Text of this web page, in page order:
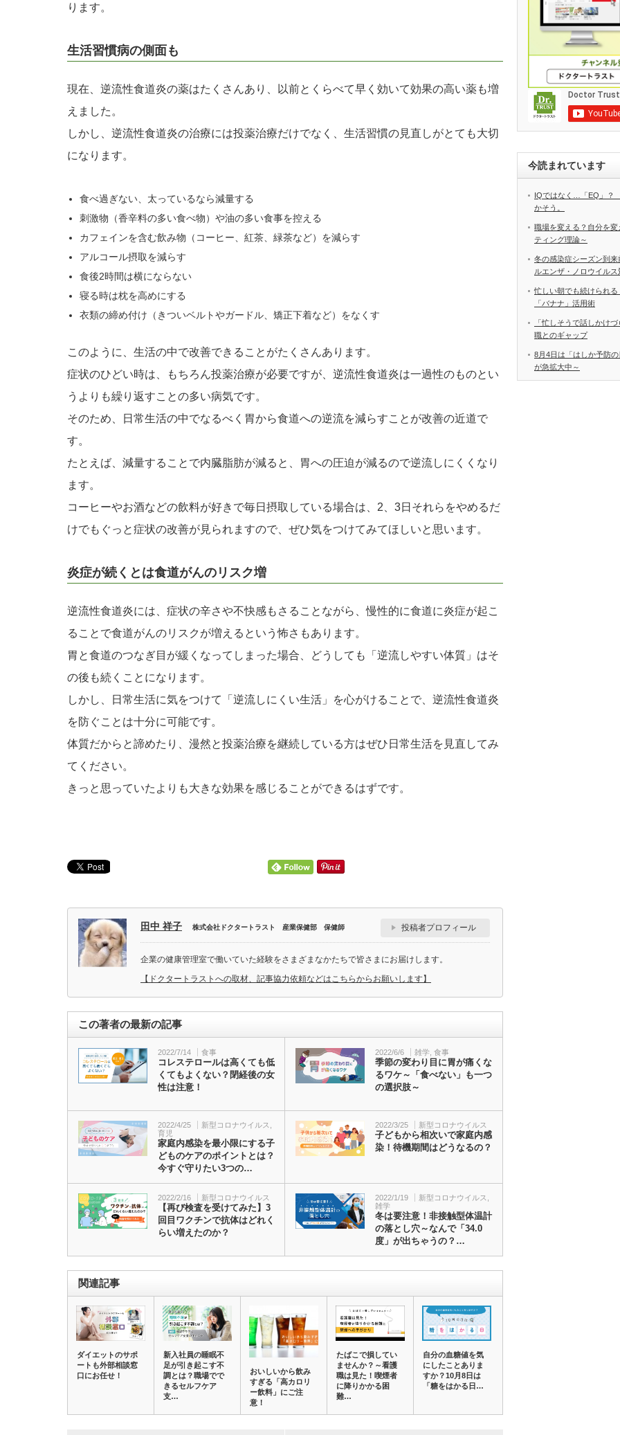
ります。
生活習慣病の側面も
現在、逆流性食道炎の薬はたくさんあり、以前とくらべて早く効いて効果の高い薬も増
えました。
しかし、逆流性食道炎の治療には投薬治療だけでなく、生活習慣の見直しがとても大切
になります。
食べ過ぎない、太っているなら減量する
刺激物（香辛料の多い食べ物）や油の多い食事を控える
カフェインを含む飲み物（コーヒー、紅茶、緑茶など）を減らす
アルコール摂取を減らす
食後2時間は横にならない
寝る時は枕を高めにする
衣類の締め付け（きついベルトやガードル、矯正下着など）をなくす
このように、生活の中で改善できることがたくさんあります。
症状のひどい時は、もちろん投薬治療が必要ですが、逆流性食道炎は一過性のものとい
うよりも繰り返すことの多い病気です。
そのため、日常生活の中でなるべく胃から食道への逆流を減らすことが改善の近道で
す。
たとえば、減量することで内臓脂肪が減ると、胃への圧迫が減るので逆流しにくくなり
ます。
コーヒーやお酒などの飲料が好きで毎日摂取している場合は、2、3日それらをやめるだ
けでもぐっと症状の改善が見られますので、ぜひ気をつけてみてほしいと思います。
炎症が続くとは食道がんのリスク増
逆流性食道炎には、症状の辛さや不快感もさることながら、慢性的に食道に炎症が起こ
ることで食道がんのリスクが増えるという怖さもあります。
胃と食道のつなぎ目が緩くなってしまった場合、どうしても「逆流しやすい体質」はそ
の後も続くことになります。
しかし、日常生活に気をつけて「逆流しにくい生活」を心がけることで、逆流性食道炎
を防ぐことは十分に可能です。
体質だからと諦めたり、漫然と投薬治療を継続している方はぜひ日常生活を見直してみ
てください。
きっと思っていたよりも大きな効果を感じることができるはずです。
田中 祥子 株式会社ドクタートラスト 産業保健部 保健師 投稿者プロフィール
企業の健康管理室で働いていた経験をさまざまなかたちで皆さまにお届けします。
【ドクタートラストへの取材、記事協力依頼などはこちらからお願いします】
この著者の最新の記事
2022/7/14 食事
コレステロールは高くても低
くてもよくない？閉経後の女
性は注意！
2022/6/6 雑学, 食事
季節の変わり目に胃が痛くな
るワケ～「食べない」も一つ
の選択肢～
2022/4/25 新型コロナウイルス,
育児
家庭内感染を最小限にする子
どものケアのポイントとは？
今すぐ守りたい3つの…
2022/3/25 新型コロナウイルス
子どもから相次いで家庭内感
染！待機期間はどうなるの？
2022/2/16 新型コロナウイルス
【再び検査を受けてみた】3
回目ワクチンで抗体はどれく
らい増えたのか？
2022/1/19 新型コロナウイルス,
雑学
冬は要注意！非接触型体温計
の落とし穴～なんで「34.0
度」が出ちゃうの？…
関連記事
ダイエットのサポ
ートも外部相談窓
口にお任せ！
新入社員の睡眠不
足が引き起こす不
調とは？職場でで
きるセルフケア
支…
おいしいから飲み
すぎる「高カロリ
ー飲料」にご注
意！
たばこで損してい
ませんか？～看護
職は見た！喫煙者
に降りかかる困
難…
自分の血糖値を気
にしたことありま
すか？10月8日は
「糖をはかる日…
今読まれています
IQではなく…「EQ」？
かそう。
職場を変える？自分を
ティング理論～
冬の感染症シーズン到
ルエンザ・ノロウイルス
忙しい朝でも続けられ
「バナナ」活用術
「忙しそうで話しかけ
職とのギャップ
8月4日は「はしか予防
が急拡大中～